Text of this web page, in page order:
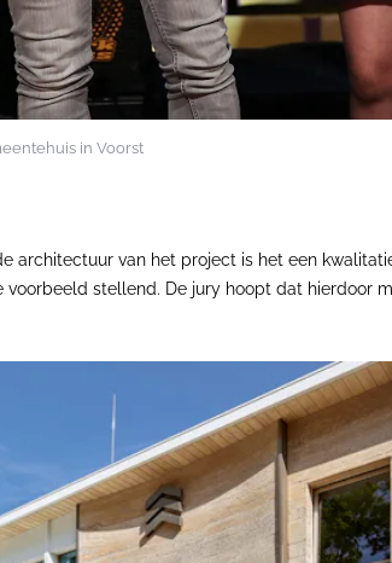
in Voorst
architectuur van het project is het een
stellend. De jury hoopt dat hierdoor